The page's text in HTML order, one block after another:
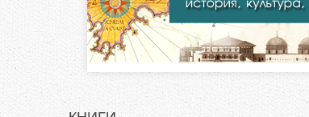
т
а
л
а
д
к
)